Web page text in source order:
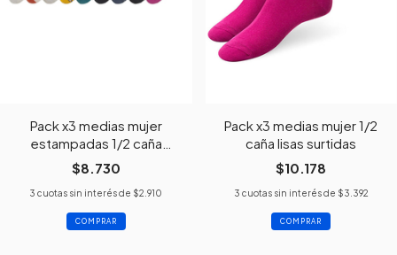
Pack x3 medias mujer
estampadas 1/2 caña
surtida
$8.730
3 cuotas sin interés de $2.910
Pack x3 medias mujer 1/2
caña lisas surtidas
$10.178
3 cuotas sin interés de $3.392